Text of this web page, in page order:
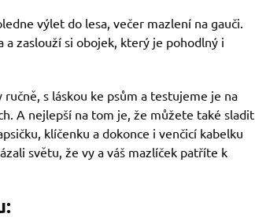
výlet do lesa, večer mazlení na gauči.
a zaslouží si obojek, který je pohodlný i
s láskou ke psům a testujeme je na
A nejlepší na tom je, že můžete také sladit
klíčenku a dokonce i venčicí kabelku
světu, že vy a váš mazlíček patříte k